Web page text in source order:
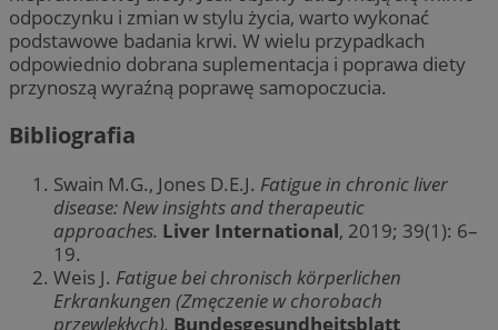
odpoczynku i zmian w stylu życia, warto wykonać
podstawowe badania krwi. W wielu przypadkach
odpowiednio dobrana suplementacja i poprawa diety
przynoszą wyraźną poprawę samopoczucia.
Bibliografia
Swain M.G., Jones D.E.J. Fatigue in chronic liver
disease: New insights and therapeutic
approaches. Liver International, 2019; 39(1): 6–
19.
Weis J. Fatigue bei chronisch körperlichen
Erkrankungen (Zmęczenie w chorobach
przewlekłych). Bundesgesundheitsblatt